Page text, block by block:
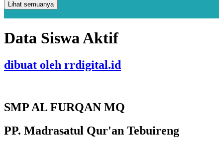
Lihat semuanya
Data Siswa Aktif
dibuat oleh rrdigital.id
SMP AL FURQAN MQ
PP. Madrasatul Qur'an Tebuireng